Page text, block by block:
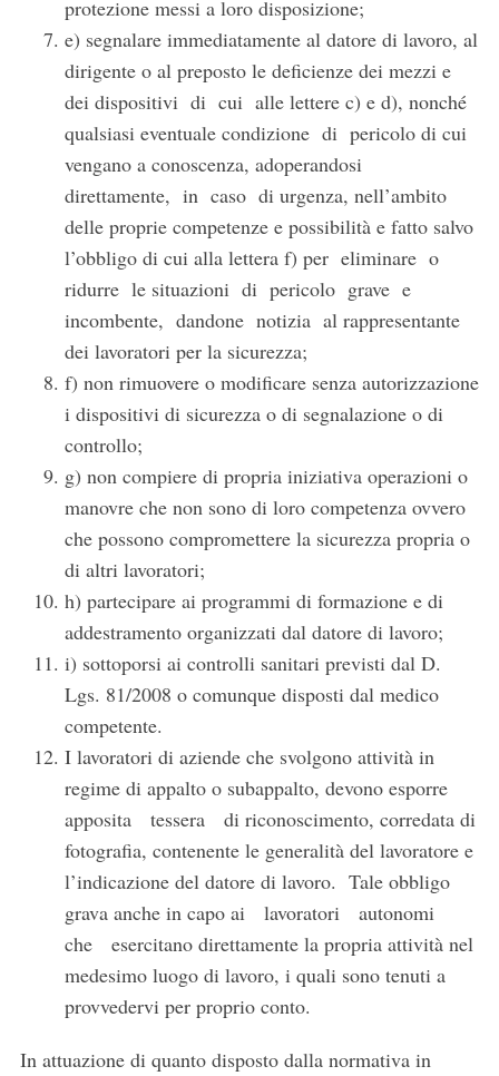
protezione messi a loro disposizione;
e) segnalare immediatamente al datore di lavoro, al
dirigente o al preposto le deficienze dei mezzi e
dei dispositivi di cui alle lettere c) e d), nonché
qualsiasi eventuale condizione di pericolo di cui
vengano a conoscenza, adoperandosi
direttamente, in caso di urgenza, nell’ambito
delle proprie competenze e possibilità e fatto salvo
l’obbligo di cui alla lettera f) per eliminare o
ridurre le situazioni di pericolo grave e
incombente, dandone notizia al rappresentante
dei lavoratori per la sicurezza;
f) non rimuovere o modificare senza autorizzazione
i dispositivi di sicurezza o di segnalazione o di
controllo;
g) non compiere di propria iniziativa operazioni o
manovre che non sono di loro competenza ovvero
che possono compromettere la sicurezza propria o
di altri lavoratori;
h) partecipare ai programmi di formazione e di
addestramento organizzati dal datore di lavoro;
i) sottoporsi ai controlli sanitari previsti dal D.
Lgs. 81/2008 o comunque disposti dal medico
competente.
I lavoratori di aziende che svolgono attività in
regime di appalto o subappalto, devono esporre
apposita tessera di riconoscimento, corredata di
fotografia, contenente le generalità del lavoratore e
l’indicazione del datore di lavoro. Tale obbligo
grava anche in capo ai lavoratori autonomi
che esercitano direttamente la propria attività nel
medesimo luogo di lavoro, i quali sono tenuti a
provvedervi per proprio conto.
In attuazione di quanto disposto dalla normativa in